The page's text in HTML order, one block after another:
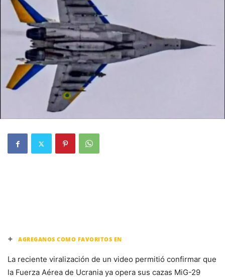
+ AGREGANOS COMO FAVORITOS EN
La reciente viralización de un video permitió confirmar que
la Fuerza Aérea de Ucrania ya opera sus cazas MiG-29